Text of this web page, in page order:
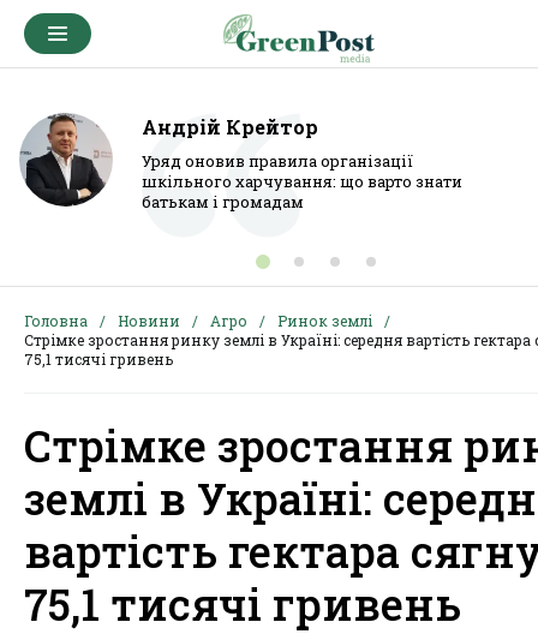
Андрій Крейтор
Уряд оновив правила організації
шкільного харчування: що варто знати
батькам і громадам
Головна Новини Агро
Ринок землі
Стрімке зростання ринку землі в Україні: середня вартість гектара
75,1 тисячі гривень
Стрімке зростання
землі в Україні:
вартість гектара
75,1 тисячі гривень